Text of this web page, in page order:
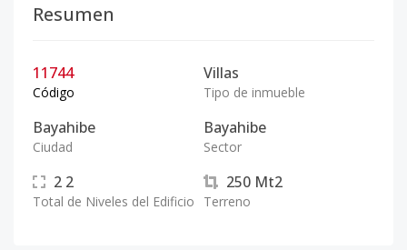
Resumen
11744
Código
Villas
Tipo de inmueble
Bayahibe
Ciudad
Bayahibe
Sector
2 2
Total de Niveles del Edificio
250 Mt2
Terreno